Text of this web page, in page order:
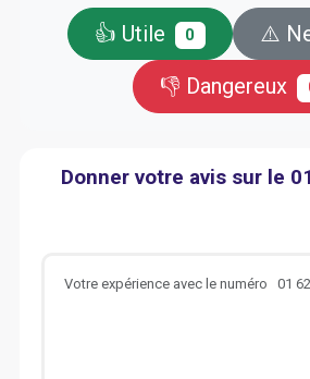
👍 Utile 0 ⚠️
👎 Dangereux
Donner votre avis sur le